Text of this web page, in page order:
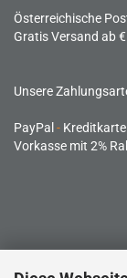
Österreichische
Gratis Versand ab
Unsere
PayPal -
Vorkasse mit 2%